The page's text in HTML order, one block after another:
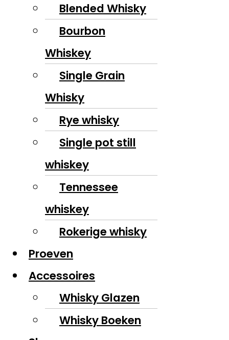
Blended Whisky
Bourbon
Whiskey
Single Grain
Whisky
Rye whisky
Single pot still
whiskey
Tennessee
whiskey
Rokerige whisky
Proeven
Accessoires
Whisky Glazen
Whisky Boeken